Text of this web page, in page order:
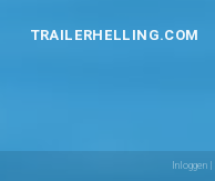
TRAILERHELLING.COM
Inloggen|